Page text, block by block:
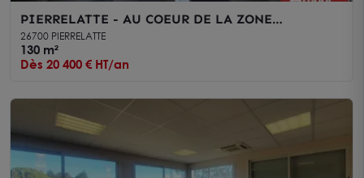
PIERRELATTE - AU COEUR DE LA ZONE
INDUSTRIELLE - A LOUER PLATEAU DE BUREAU
DE 130 m²
26700 PIERRELATTE
130 m²
Dès 20 400 € HT/an